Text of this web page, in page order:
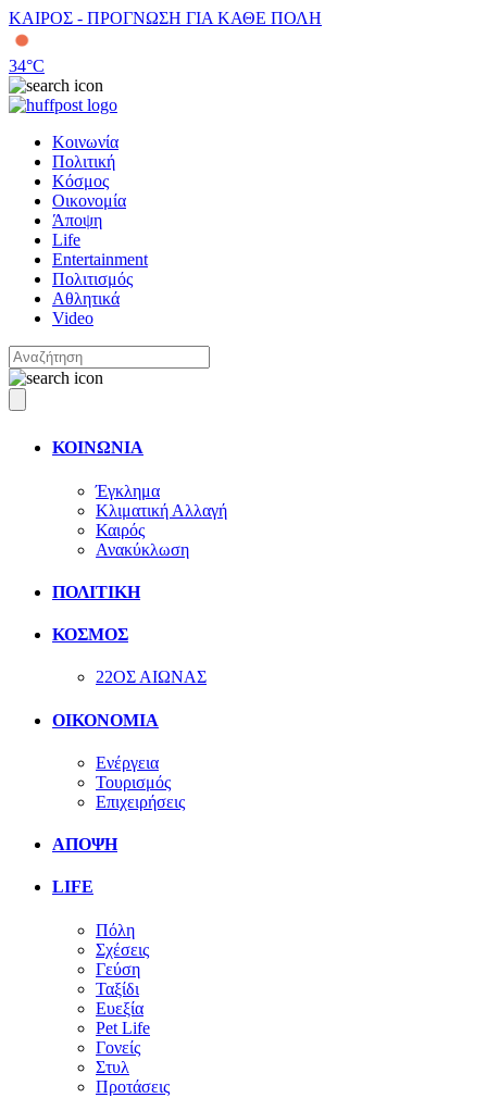
ΚΑΙΡΟΣ - ΠΡΟΓΝΩΣΗ ΓΙΑ ΚΑΘΕ ΠΟΛΗ
34°C
Κοινωνία
Πολιτική
Κόσμος
Οικονομία
Άποψη
Life
Entertainment
Πολιτισμός
Αθλητικά
Video
ΚΟΙΝΩΝΙΑ
Έγκλημα
Κλιματική Αλλαγή
Καιρός
Ανακύκλωση
ΠΟΛΙΤΙΚΗ
ΚΟΣΜΟΣ
22ΟΣ ΑΙΩΝΑΣ
ΟΙΚΟΝΟΜΙΑ
Ενέργεια
Τουρισμός
Επιχειρήσεις
ΑΠΟΨΗ
LIFE
Πόλη
Σχέσεις
Γεύση
Ταξίδι
Ευεξία
Pet Life
Γονείς
Στυλ
Προτάσεις